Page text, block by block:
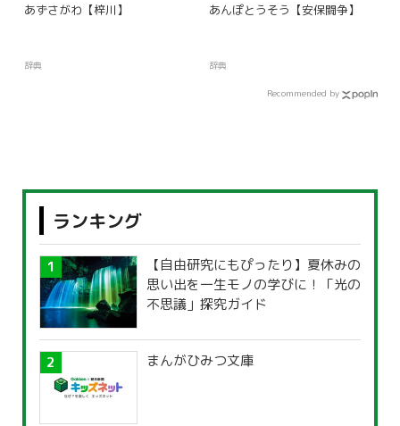
あずさがわ【梓川】
辞典
あんぽとうそう【安保闘争】
辞典
Recommended by
ランキング
【自由研究にもぴったり】夏休みの
思い出を一生モノの学びに！「光の
不思議」探究ガイド
まんがひみつ文庫